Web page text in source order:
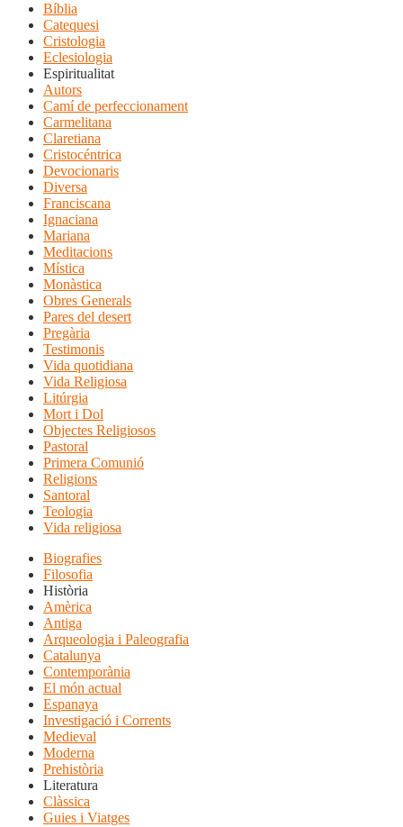
Bíblia
Catequesi
Cristologia
Eclesiologia
Espiritualitat
Autors
Camí de perfeccionament
Carmelitana
Claretiana
Cristocéntrica
Devocionaris
Diversa
Franciscana
Ignaciana
Mariana
Meditacions
Mística
Monàstica
Obres Generals
Pares del desert
Pregària
Testimonis
Vida quotidiana
Vida Religiosa
Litúrgia
Mort i Dol
Objectes Religiosos
Pastoral
Primera Comunió
Religions
Santoral
Teologia
Vida religiosa
Biografies
Filosofia
Història
Amèrica
Antiga
Arqueologia i Paleografia
Catalunya
Contemporània
El món actual
Espanaya
Investigació i Corrents
Medieval
Moderna
Prehistòria
Literatura
Clàssica
Guies i Viatges